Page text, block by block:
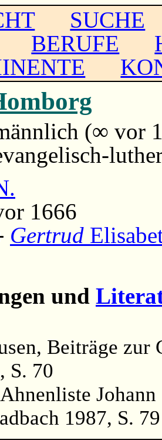
SUCHE
BERUFE
(∞ vor
1666
Gertrud
und
Beiträge zur
S. 70
1987, S. 79